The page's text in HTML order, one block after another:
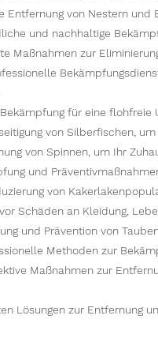
Entfernung von Nestern und
und nachhaltige
Maßnahmen zur
für eine flohfreie
von Silberfischen,
von Spinnen, um Ihr
und
von
Schäden an Kleidung,
und Prävention von
Methoden zur
Maßnahmen zur
Lösungen zur Entfernung